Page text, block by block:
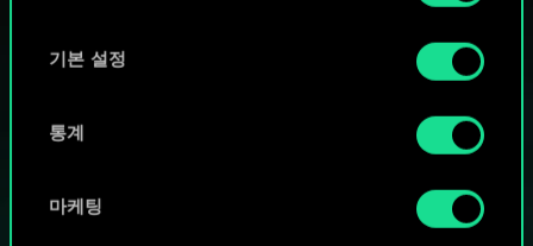
기본 설정
통계
마케팅